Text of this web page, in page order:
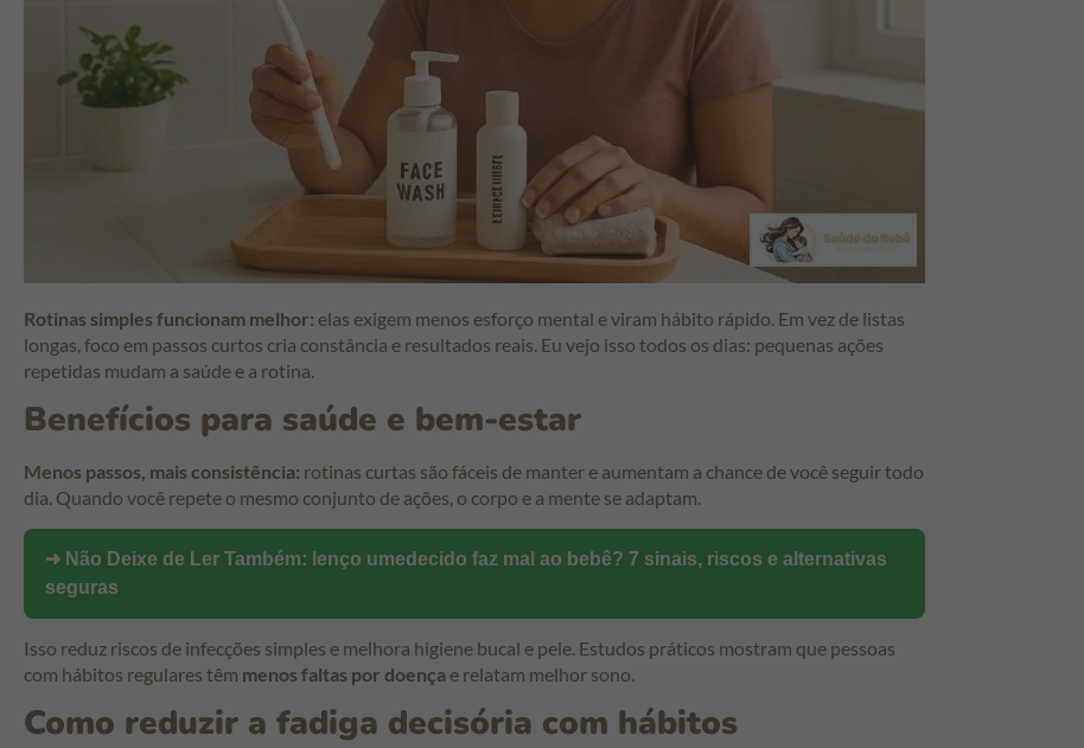
Rotinas simples funcionam melhor: elas exigem menos esforço mental e viram hábito rápido. Em vez de listas
longas, foco em passos curtos cria constância e resultados reais. Eu vejo isso todos os dias: pequenas ações
repetidas mudam a saúde e a rotina.
Benefícios para saúde e bem-estar
Menos passos, mais consistência: rotinas curtas são fáceis de manter e aumentam a chance de você seguir todo
dia. Quando você repete o mesmo conjunto de ações, o corpo e a mente se adaptam.
➜ Não Deixe de Ler Também: lenço umedecido faz mal ao bebê? 7 sinais, riscos e alternativas
seguras
Isso reduz riscos de infecções simples e melhora higiene bucal e pele. Estudos práticos mostram que pessoas
com hábitos regulares têm menos faltas por doença e relatam melhor sono.
Como reduzir a fadiga decisória com hábitos